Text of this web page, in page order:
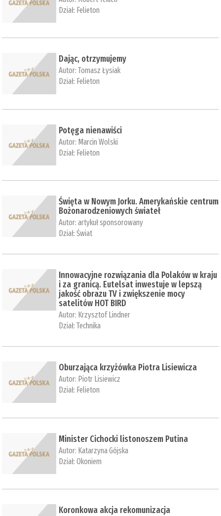
Dział: Felieton
Dając, otrzymujemy
Autor:Tomasz Łysiak
Dział: Felieton
Potęga nienawiści
Autor: Marcin Wolski
Dział: Felieton
Święta w Nowym Jorku. Amerykańskie centrum
Bożonarodzeniowych świateł
Autor:artykuł sponsorowany
Dział:Świat
Innowacyjne rozwiązania dla Polaków w kraju
i za granicą. Eutelsat inwestuje w lepszą
jakość obrazu TV i zwiększenie mocy
satelitów HOT BIRD
Autor: Krzysztof Lindner
Dział:Technika
Oburzająca krzyżówka Piotra Lisiewicza
Autor: Piotr Lisiewicz
Dział: Felieton
Minister Cichocki listonoszem Putina
Autor: Katarzyna Gójska
Dział:Okoniem
Koronkowa akcja rekomunizacja